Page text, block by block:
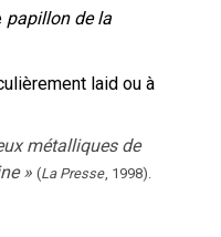
papillon de la
laid ou à
métalliques de
» (La Presse 1998).